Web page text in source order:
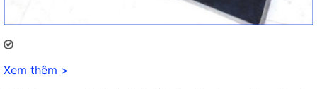
Xem thêm >